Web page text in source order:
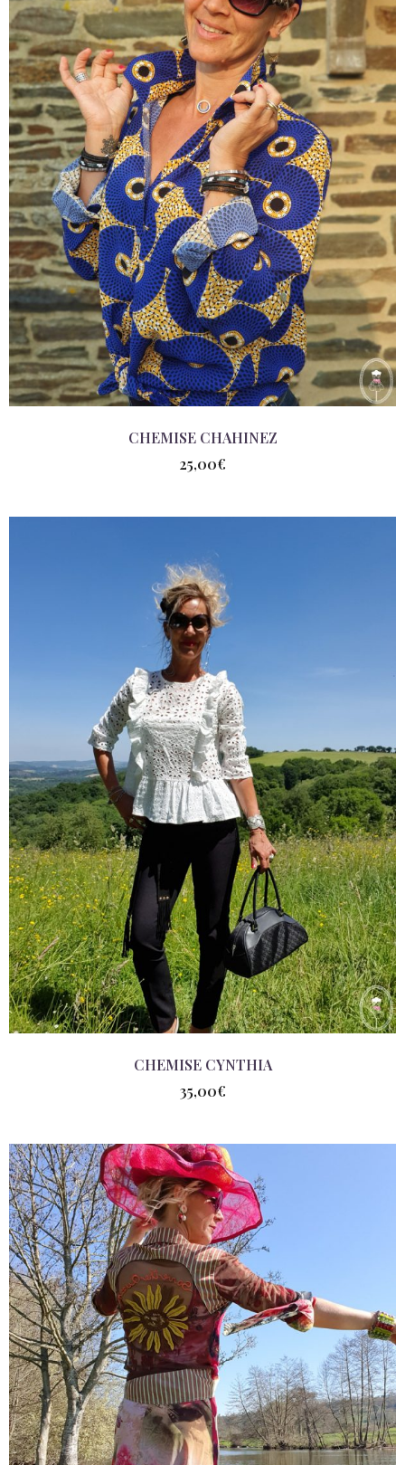
CHEMISE CHAHINEZ
25,00€
CHEMISE CYNTHIA
35,00€